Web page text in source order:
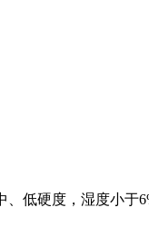
低硬度，湿度小